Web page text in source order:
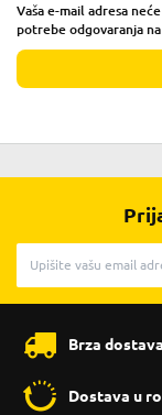
Vaša e-mail adresa
potrebe odgovaranja
Brza
Dostava u